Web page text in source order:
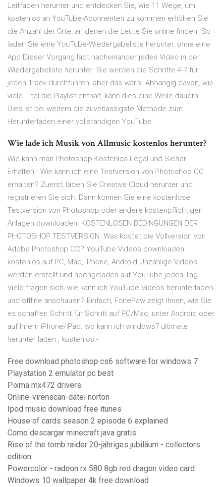
Leitfaden herunter und entdecken Sie, wie 11 Wege, um
kostenlos an YouTube-Abonnenten zu kommen erhöhen Sie
die Anzahl der Orte, an denen die Leute Sie online finden. So
laden Sie eine YouTube-Wiedergabeliste herunter, ohne eine
App Dieser Vorgang lädt nacheinander jedes Video in der
Wiedergabeliste herunter. Sie werden die Schritte 4-7 für
jeden Track durchführen, aber das war's. Abhängig davon, wie
viele Titel die Playlist enthält, kann dies eine Weile dauern.
Dies ist bei weitem die zuverlässigste Methode zum
Herunterladen einer vollständigen YouTube
Wie lade ich Musik von Allmusic kostenlos herunter?
Wie kann man Photoshop Kostenlos Legal und Sicher
Erhalten - Wie kann ich eine Testversion von Photoshop CC
erhalten? Zuerst, laden Sie Creative Cloud herunter und
registrieren Sie sich. Dann können Sie eine kostenlose
Testversion von Photoshop oder andere kostenpflichtigen
Anlagen downloaden. KOSTENLOSEN BEDINGUNGEN DER
PHOTOSHOP TESTVERSION. Was kostet die Vollversion von
Adobe Photoshop CC? YouTube Videos downloaden
kostenlos auf PC, Mac, iPhone, Android Unzählige Videos
werden erstellt und hochgeladen auf YouTube jeden Tag.
Viele fragen sich, wie kann ich YouTube Videos herunterladen
und offline anschauen? Einfach, FonePaw zeigt Ihnen, wie Sie
es schaffen Schritt für Schritt auf PC/Mac, unter Android oder
auf Ihrem iPhone/iPad. wo kann ich windows7 ultimate
herunter laden , kostenlos -
Free download photoshop cs6 software for windows 7
Playstation 2 emulator pc best
Pixma mx472 drivers
Online-virenscan-datei norton
Ipod music download free itunes
House of cards season 2 episode 6 explained
Como descargar minecraft java gratis
Rise of the tomb raider 20-jähriges jubiläum - collectors
edition
Powercolor - radeon rx 580 8gb red dragon video card
Windows 10 wallpaper 4k free download